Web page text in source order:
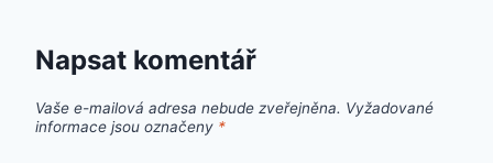
Napsat komentář
Vaše e-mailová adresa nebude zveřejněna. Vyžadované
informace jsou označeny *